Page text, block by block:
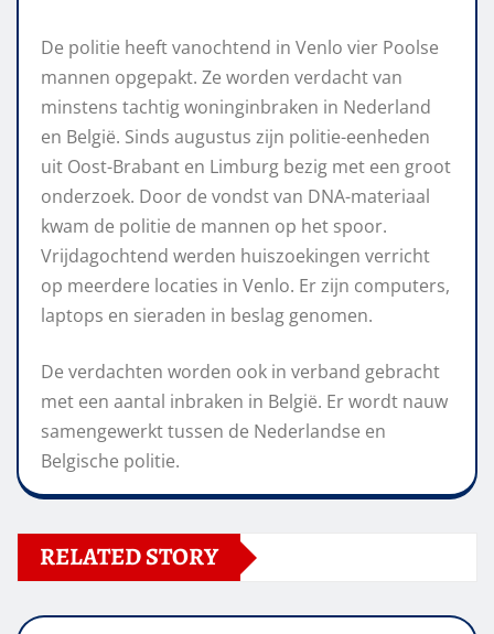
De politie heeft vanochtend in Venlo vier Poolse
mannen opgepakt. Ze worden verdacht van
minstens tachtig woninginbraken in Nederland
en België. Sinds augustus zijn politie-eenheden
uit Oost-Brabant en Limburg bezig met een groot
onderzoek. Door de vondst van DNA-materiaal
kwam de politie de mannen op het spoor.
Vrijdagochtend werden huiszoekingen verricht
op meerdere locaties in Venlo. Er zijn computers,
laptops en sieraden in beslag genomen.
De verdachten worden ook in verband gebracht
met een aantal inbraken in België. Er wordt nauw
samengewerkt tussen de Nederlandse en
Belgische politie.
RELATED STORY